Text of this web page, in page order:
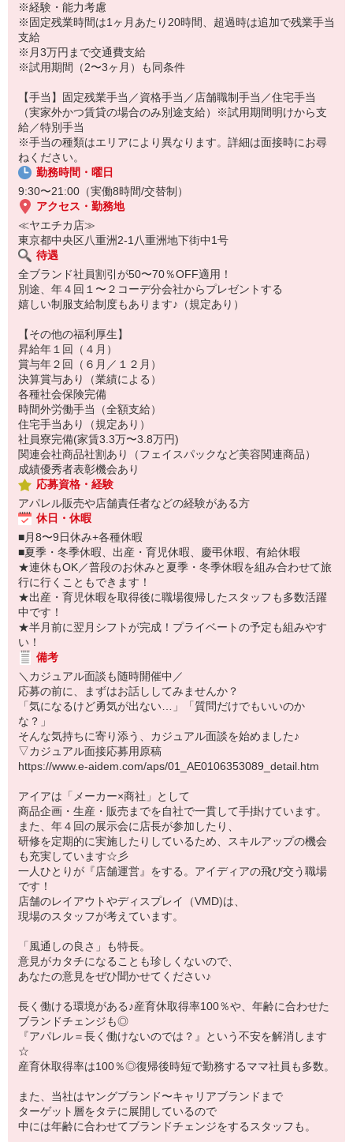
◆勤続5年・15年の節目に社員の新たな挑戦を応援する制有。
趣味・スキル習得など社員自身の成長につながる活動を応援しま
す。
◆海外研修実施（2025年度）
ショップスタッフとして10年以上勤務する社員対象。
※今年は韓国に行きました
※経験・能力考慮
※固定残業時間は1ヶ月あたり20時間、超過時は追加で残業手当
支給
※月3万円まで交通費支給
※試用期間（2〜3ヶ月）も同条件
【手当】固定残業手当／資格手当／店舗職制手当／住宅手当
（実家外かつ賃貸の場合のみ別途支給）※試用期間明けから支
給／特別手当
※手当の種類はエリアにより異なります。詳細は面接時にお尋
ねください。
勤務時間・曜日
9:30〜21:00（実働8時間/交替制）
アクセス・勤務地
≪ヤエチカ店≫
東京都中央区八重洲2-1八重洲地下街中1号
待遇
全ブランド社員割引が50〜70％OFF適用！
別途、年４回１〜２コーデ分会社からプレゼントする
嬉しい制服支給制度もあります♪（規定あり）
【その他の福利厚生】
昇給年１回（４月）
賞与年２回（６月／１２月）
決算賞与あり（業績による）
各種社会保険完備
時間外労働手当（全額支給）
住宅手当あり（規定あり）
社員寮完備(家賃3.3万〜3.8万円)
関連会社商品社割あり（フェイスパックなど美容関連商品）
成績優秀者表彰機会あり
応募資格・経験
アパレル販売や店舗責任者などの経験がある方
休日・休暇
■月8〜9日休み+各種休暇
■夏季・冬季休暇、出産・育児休暇、慶弔休暇、有給休暇
★連休もOK／普段のお休みと夏季・冬季休暇を組み合わせて旅
行に行くこともできます！
★出産・育児休暇を取得後に職場復帰したスタッフも多数活躍
中です！
★半月前に翌月シフトが完成！プライベートの予定も組みやす
い！
備考
＼カジュアル面談も随時開催中／
応募の前に、まずはお話ししてみませんか？
「気になるけど勇気が出ない…」「質問だけでもいいのか
な？」
そんな気持ちに寄り添う、カジュアル面談を始めました♪
▽カジュアル面接応募用原稿
https://www.e-aidem.com/aps/01_AE0106353089_detail.htm
アイアは「メーカー×商社」として
商品企画・生産・販売までを自社で一貫して手掛けています。
また、年４回の展示会に店長が参加したり、
研修を定期的に実施したりしているため、スキルアップの機会
も充実しています☆彡
一人ひとりが『店舗運営』をする。アイディアの飛び交う職場
です！
店舗のレイアウトやディスプレイ（VMD)は、
現場のスタッフが考えています。
「風通しの良さ」も特長。
意見がカタチになることも珍しくないので、
あなたの意見をぜひ聞かせてください♪
長く働ける環境がある♪産育休取得率100％や、年齢に合わせた
ブランドチェンジも◎
『アパレル＝長く働けないのでは？』という不安を解消します
☆
産育休取得率は100％◎復帰後時短で勤務するママ社員も多数。
また、当社はヤングブランド〜キャリアブランドまで
ターゲット層をタテに展開しているので
中には年齢に合わせてブランドチェンジをするスタッフも。